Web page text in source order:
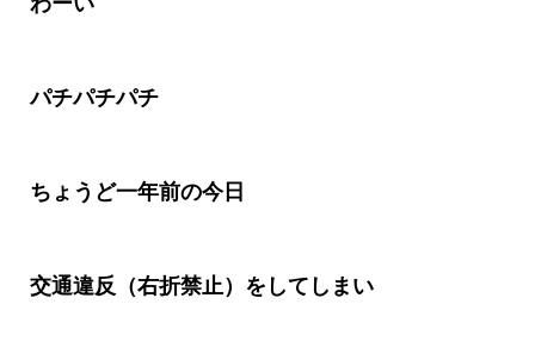
パチパチパチ
ちょうど一年前の今日
交通違反（右折禁止）をしてしまい